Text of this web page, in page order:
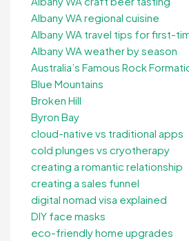
Albany WA regional cuisine
Albany WA travel tips for first-
Albany WA weather by season
Australia’s Famous Rock
Blue Mountains
Broken Hill
Byron Bay
cloud-native vs traditional apps
cold plunges vs cryotherapy
creating a romantic relationship
creating a sales funnel
digital nomad visa explained
DIY face masks
eco-friendly home upgrades